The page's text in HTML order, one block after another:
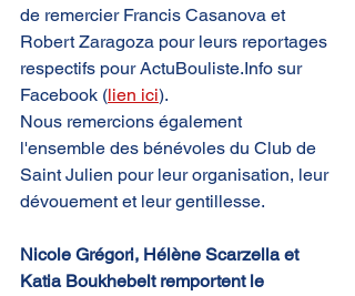
de remercier Francis Casanova et
Robert Zaragoza pour leurs reportages
respectifs pour ActuBouliste.Info sur
Facebook (lien ici).
Nous remercions également
l'ensemble des bénévoles du Club de
Saint Julien pour leur organisation, leur
dévouement et leur gentillesse.
Nicole Grégori, Hélène Scarzella et
Katia Boukhebelt remportent le